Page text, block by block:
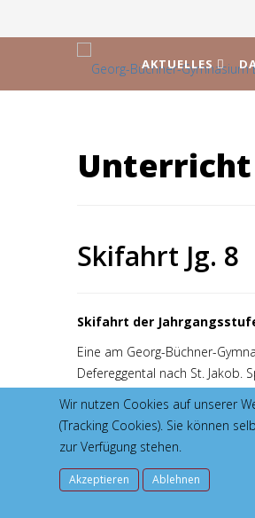
AKTUELLES
Unterricht
Skifahrt Jg. 8
Skifahrt der
Eine am Georg-Büchner-
Defereggental nach St.
Die gepflegten Unterkünfte
füllen die Energiespeicher
Sportlehrer unseres
Fortgeschrittene verbessern
FIS – Regeln. Die theoretische
Eigenes Sportgerät
Wir nutzen Cookies auf unserer
(Tracking Cookies). Sie können
zur Verfügung stehen.
Akzeptieren Ablehnen